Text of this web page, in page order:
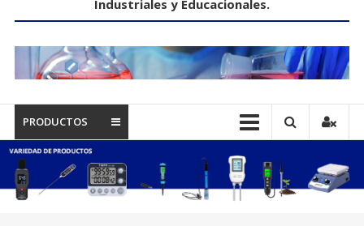
Industriales
y
Educacionales.
Industriales y Educacionales.
PRODUCTOS